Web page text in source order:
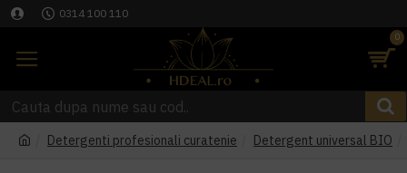
0314 100 110
0
Detergenti profesionali curatenie Detergent universal BIO